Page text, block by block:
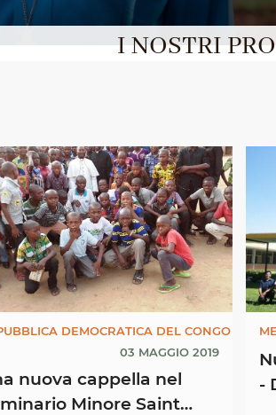
I NOSTRI
DEMOCRATICA DEL CONGO
03 MAGGIO 2019
nuova cappella nel
Minore Saint
-